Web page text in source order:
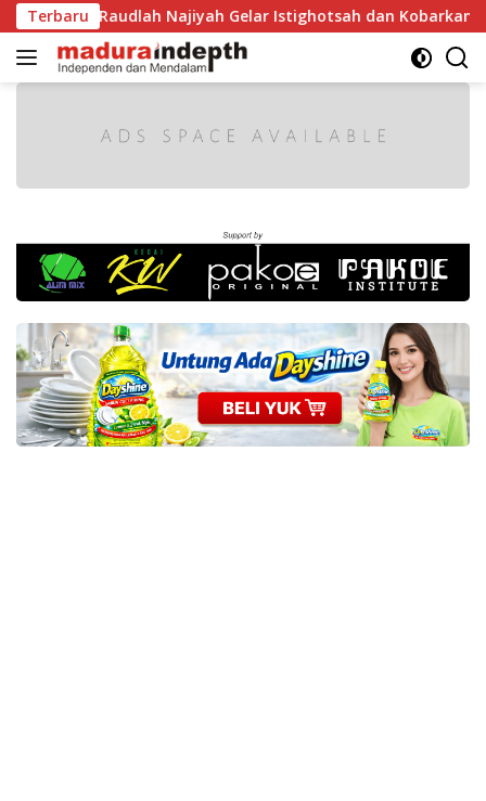
Langsung
ke
konten
Terbaru
MA Raudlah Najiyah Gelar Istighotsah dan Kobarkan